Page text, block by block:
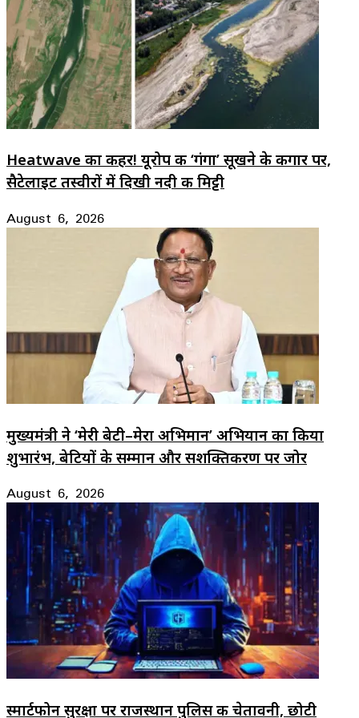
Heatwave का कहर! यूरोप की ‘गंगा’ सूखने के कगार पर,
सैटेलाइट तस्वीरों में दिखी नदी की मिट्टी
August 6, 2026
मुख्यमंत्री ने ‘मेरी बेटी–मेरा अभिमान’ अभियान का किया
शुभारंभ, बेटियों के सम्मान और सशक्तिकरण पर जोर
August 6, 2026
स्मार्टफोन सुरक्षा पर राजस्थान पुलिस की चेतावनी, छोटी